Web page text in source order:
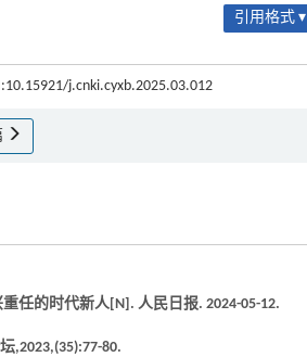
引用格式 ▾
j.cnki.cyxb.2025.03.012
任的时代新人[N]. 人民日报. 2024-05-12.
,2023,(35):77-80.